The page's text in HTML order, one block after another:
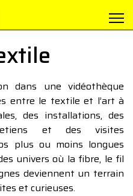
dans une vidéothèque
entre le textile et l’art à
des installations, des
et des visites
plus ou moins longues
univers où la fibre, le fil
deviennent un terrain
et curieuses.